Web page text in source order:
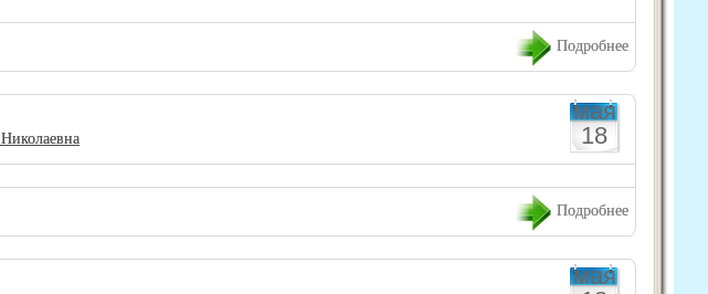
Подробнее
мая
18
Подробнее
мая